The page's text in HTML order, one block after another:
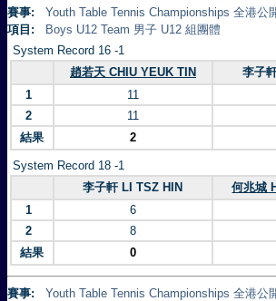
賽事:
Youth Table Tennis Championships 全港公
項目:
Boys U12 Team 男子 U12 組團體
System Record 16 -1
趙若天 CHIU YEUK TIN
李子
1
11
2
11
結果
2
System Record 18 -1
李子軒 LI TSZ HIN
何兆城
1
6
2
8
結果
0
賽事:
Youth Table Tennis Championships 全港公